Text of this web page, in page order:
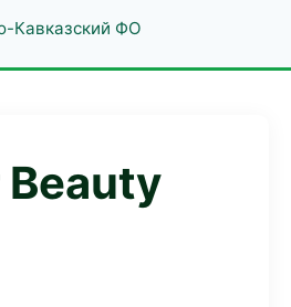
Кавказский ФО